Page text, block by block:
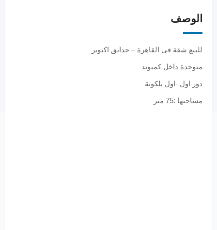
الوصف
للبيع شقة فى القاهرة – حدايق اكتوبر
متوجدة داخل كمبوند
دور اول -اول بلكونة
مساحتها :75 متر